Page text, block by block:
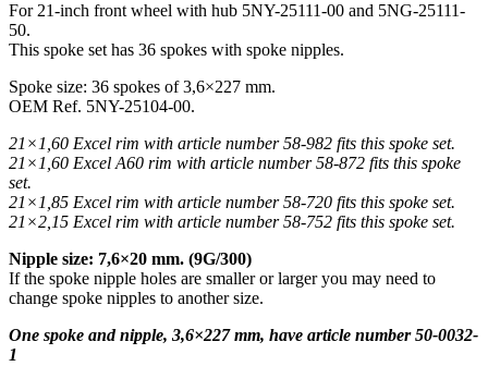
For 21-inch front wheel with hub 5NY-25111-00 and 5NG-25111-
50.
This spoke set has 36 spokes with spoke nipples.
Spoke size: 36 spokes of 3,6×227 mm.
OEM Ref. 5NY-25104-00.
21×1,60 Excel rim with article number 58-982 fits this spoke set.
21×1,60 Excel A60 rim with article number 58-872 fits this spoke
set.
21×1,85 Excel rim with article number 58-720 fits this spoke set.
21×2,15 Excel rim with article number 58-752 fits this spoke set.
Nipple size: 7,6×20 mm. (9G/300)
If the spoke nipple holes are smaller or larger you may need to
change spoke nipples to another size.
One spoke and nipple, 3,6×227 mm, have article number 50-0032-
1